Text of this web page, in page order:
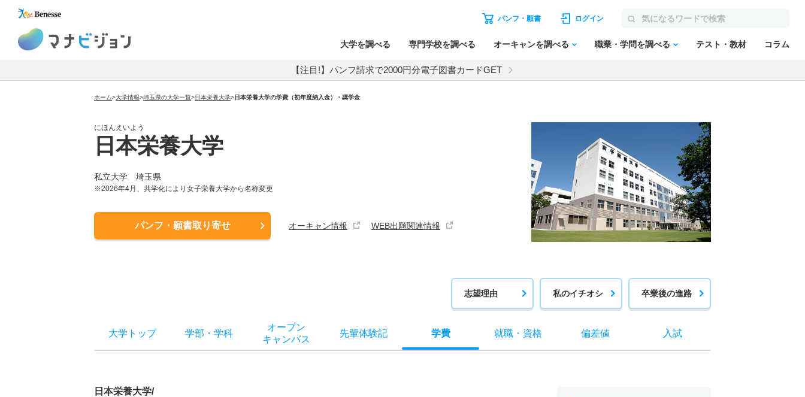
パンフ・願書 ログイン
大学を調べる 専門学校を調べる オーキャンを調べる 職業・学問を調べる テスト・教材 コラム
【注目!】パンフ請求で2000円分電子図書カードGET
ホーム>大学情報>埼玉県の大学一覧>日本栄養大学>日本栄養大学の学費（初年度納入金）・奨学金
にほんえいよう
日本栄養大学
私立大学 埼玉県
※2026年4月、共学化により女子栄養大学から名称変更
パンフ・願書取り寄せ オーキャン情報 WEB出願関連情報
志望理由 私のイチオシ 卒業後の進路
大学トップ 学部 ・ 学科
オープン
キャンパス
先輩体験記 学費 就職・ 資格 偏差値 入試
日本栄養大学/